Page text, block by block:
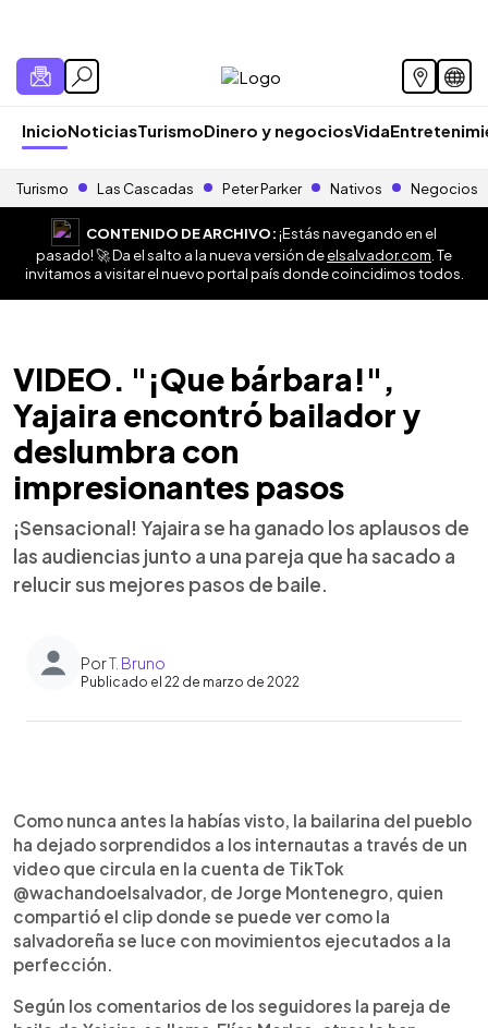
InicioNoticiasTurismoDinero y negociosVida
Turismo Las Cascadas Peter Parker Nativos Negocios
CONTENIDO DE ARCHIVO:¡Estás navegando en el
pasado! 🚀 Da el salto a la nueva versión deelsalvador.com . Te
invitamos a visitar el nuevo portal país donde coincidimos todos.
VIDEO. "¡Que bárbara!",
Yajaira encontró bailador y
deslumbra con
impresionantes pasos
¡Sensacional! Yajaira se ha ganado los aplausos de
las audiencias junto a una pareja que ha sacado a
relucir sus mejores pasos de baile.
PorT. Bruno
Publicado el 22 de marzo de 2022
Escuchar artículo
Como nunca antes la habías visto, la bailarina del pueblo
ha dejado sorprendidos a los internautas a través de un
video que circula en la cuenta de TikTok
@wachandoelsalvador, de Jorge Montenegro, quien
compartió el clip donde se puede ver como la
salvadoreña se luce con movimientos ejecutados a la
perfección.
Según los comentarios de los seguidores la pareja de